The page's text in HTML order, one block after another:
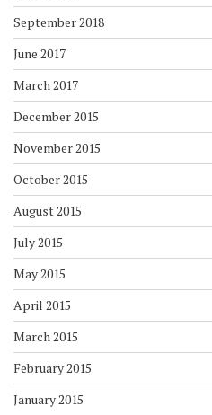
September 2018
June 2017
March 2017
December 2015
November 2015
October 2015
August 2015
July 2015
May 2015
April 2015
March 2015
February 2015
January 2015